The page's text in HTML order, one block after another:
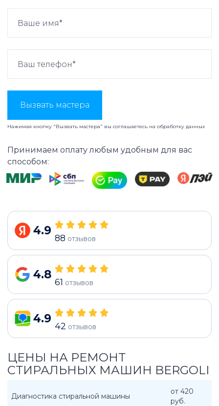
Вызвать мастера
Нажимая кнопку "Вызвать мастера" вы соглашаетесь на обработку данных
Принимаем оплату любым удобным для вас
способом:
4.9
88 отзывов
4.8
61 отзывов
4.9
42 отзывов
ЦЕНЫ НА РЕМОНТ
СТИРАЛЬНЫХ МАШИН BERGOLI
Диагностика стиральной машины
от 420
руб.